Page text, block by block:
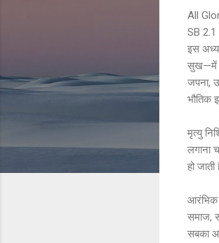
All
SB 2.1
इस
सुख—में
जपना,
भौतिक
मृत्यु
लगाना
हो
आरंभिक
समाज,
सबका